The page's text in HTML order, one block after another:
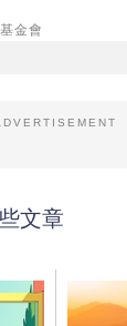
金會
文章